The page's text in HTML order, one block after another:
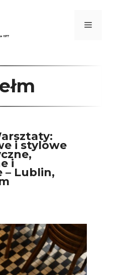
Menu
i stylowe
i
Lublin,